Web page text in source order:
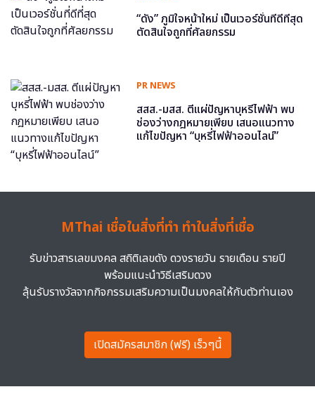
“ดัง” ภูมิใจหน้าใหม่ เป็นเวอร์ชั่นที่ดีที่สุด
ตัดสินใจถูกที่ศัลยกรรม
PR NEWS
สสส.-มสส. ตีแผ่ปัญหาบุหรี่ไฟฟ้า พบ
ช่องว่างกฎหมายเพียบ เสนอแนวทาง
แก้ไขปัญหา “บุหรี่ไฟฟ้าออนไลน์”
MThai เชื่อในสิ่งที่ทำ ทำในสิ่งที่เชื่อ
รับข่าวสารเลขมงคล สถิติเลขดัง ดวงรายวัน รายเดือน รายปี
พร้อมแนะนำวิธีเสริมดวง
ลุ้นรับรางวัลจากกิจกรรมเสริมความเป็นมงคลให้กับตัวท่านเอง
เปิดสมัครสมาชิก (ฟรี) เร็วๆนี้